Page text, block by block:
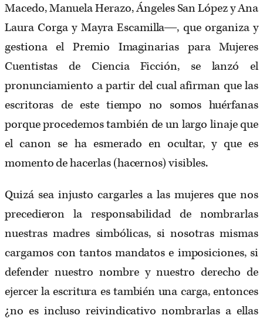
Macedo, Manuela Herazo, Ángeles San López y Ana
Laura Corga y Mayra Escamilla―, que organiza y
gestiona el Premio Imaginarias para Mujeres
Cuentistas de Ciencia Ficción, se lanzó el
pronunciamiento a partir del cual afirman que las
escritoras de este tiempo no somos huérfanas
porque procedemos también de un largo linaje que
el canon se ha esmerado en ocultar, y que es
momento de hacerlas (hacernos) visibles.
Quizá sea injusto cargarles a las mujeres que nos
precedieron la responsabilidad de nombrarlas
nuestras madres simbólicas, si nosotras mismas
cargamos con tantos mandatos e imposiciones, si
defender nuestro nombre y nuestro derecho de
ejercer la escritura es también una carga, entonces
¿no es incluso reivindicativo nombrarlas a ellas